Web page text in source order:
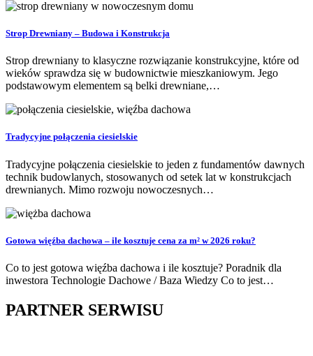
Strop Drewniany – Budowa i Konstrukcja
Strop drewniany to klasyczne rozwiązanie konstrukcyjne, które od
wieków sprawdza się w budownictwie mieszkaniowym. Jego
podstawowym elementem są belki drewniane,…
Tradycyjne połączenia ciesielskie
Tradycyjne połączenia ciesielskie to jeden z fundamentów dawnych
technik budowlanych, stosowanych od setek lat w konstrukcjach
drewnianych. Mimo rozwoju nowoczesnych…
Gotowa więźba dachowa – ile kosztuje cena za m² w 2026 roku?
Co to jest gotowa więźba dachowa i ile kosztuje? Poradnik dla
inwestora Technologie Dachowe / Baza Wiedzy Co to jest…
PARTNER SERWISU